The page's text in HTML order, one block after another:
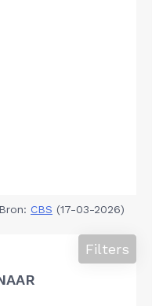
Bron: CBS (17-03-2026)
Filters